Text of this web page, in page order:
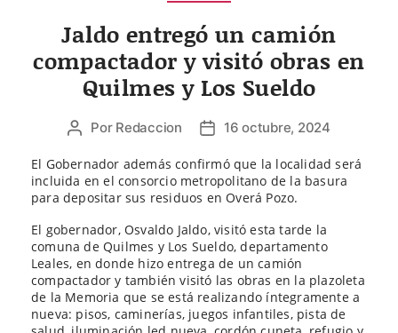
Jaldo entregó un camión
compactador y visitó obras en
Quilmes y Los Sueldo
Autor
la
entrada
Por Redaccion
Fecha
la
entrada
16 octubre, 2024
El Gobernador además confirmó que la localidad será
incluida en el consorcio metropolitano de la basura
para depositar sus residuos en Overá Pozo.
El gobernador, Osvaldo Jaldo, visitó esta tarde la
comuna de Quilmes y Los Sueldo, departamento
Leales, en donde hizo entrega de un camión
compactador y también visitó las obras en la plazoleta
de la Memoria que se está realizando íntegramente a
nueva: pisos, caminerías, juegos infantiles, pista de